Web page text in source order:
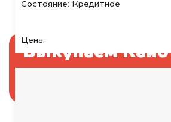
Состояние: Кредитное
Цена:
Выкупаем Кайо